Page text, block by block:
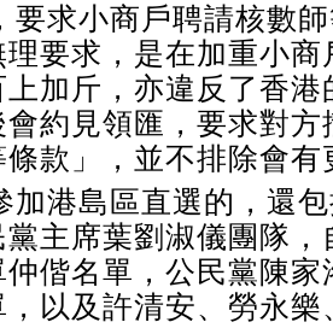
求小商戶聘請核數
要求，是在加重小
加斤，亦違反了香港
約見領匯，要求對
款」，並不排除會
港島區直選的，還
主席葉劉淑儀團隊
偕名單，公民黨陳
以及許清安、勞永樂